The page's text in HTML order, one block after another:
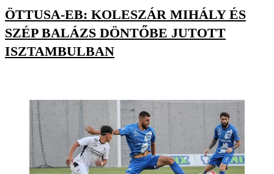
ÖTTUSA-EB: KOLESZÁR MIHÁLY ÉS
SZÉP BALÁZS DÖNTŐBE JUTOTT
ISZTAMBULBAN